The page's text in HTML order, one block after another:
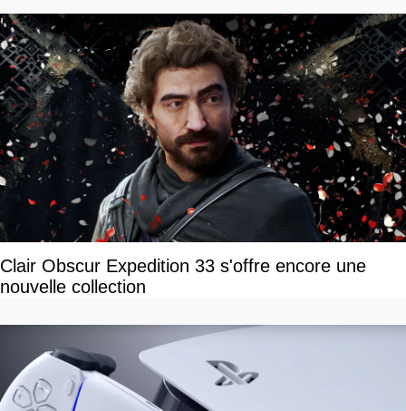
Clair Obscur Expedition 33 s'offre encore une
nouvelle collection